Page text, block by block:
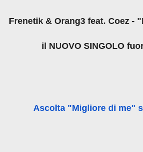
Frenetik & Orang3 feat. Coez -
il NUOVO SINGOLO
Ascolta "Migliore di me"